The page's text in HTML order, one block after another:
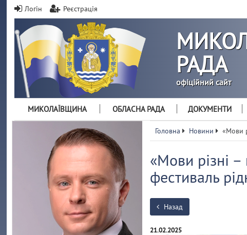
Логін Реєстрація
РАДА
офіційний сайт
МИКОЛАЇВЩИНА ОБЛАСНА РАДА ДОКУМЕНТИ
Головна Новини «Мови
«Мови різні –
фестиваль
Назад
21.02.2025